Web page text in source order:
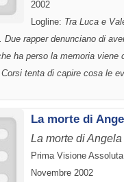
2002
Logline: Tra Luca e
rapper denunciano di
ha perso la memoria viene
tenta di capire cosa le
La morte di
La morte di Angela
Prima Visione
Novembre 2002